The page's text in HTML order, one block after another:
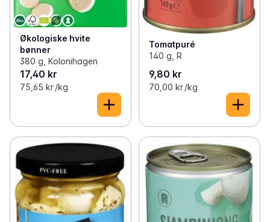
Økologiske hvite
bønner
380 g, Kolonihagen
17,40 kr
75,65 kr /kg
Tomatpuré
140 g, R
9,80 kr
70,00 kr /kg